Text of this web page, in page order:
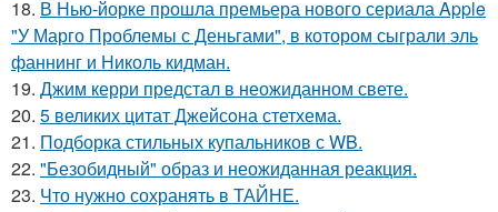
18. В Нью-йорке прошла премьера нового сериала Apple
"У Марго Проблемы с Деньгами", в котором сыграли эль
фаннинг и Николь кидман.
19. Джим керри предстал в неожиданном свете.
20. 5 великих цитат Джейсoна стетхема.
21. Подборка стильных купальников с WB.
22. "Безобидный" образ и неожиданная реакция.
23. Что нужно сохранять в ТАЙНЕ.